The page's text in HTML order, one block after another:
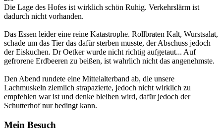
Die Lage des Hofes ist wirklich schön Ruhig. Verkehrslärm ist
dadurch nicht vorhanden.
Das Essen leider eine reine Katastrophe. Rollbraten Kalt, Wurstsalat,
schade um das Tier das dafür sterben musste, der Abschuss jedoch
der Eiskuchen. Dr Oetker wurde nicht richtig aufgetaut... Auf
gefrorene Erdbeeren zu beißen, ist wahrlich nicht das angenehmste.
Den Abend rundete eine Mittelalterband ab, die unsere
Lachmuskeln ziemlich strapazierte, jedoch nicht wirklich zu
empfehlen war ist und denke bleiben wird, dafür jedoch der
Schutterhof nur bedingt kann.
Mein Besuch